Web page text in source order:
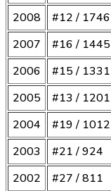
2008
#12 / 1746
2007
#16 / 1445
2006
#15 / 1331
2005
#13 / 1201
2004
#19 / 1012
2003
#21 / 924
2002
#27 / 811